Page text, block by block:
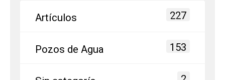
Artículos 227
Pozos de Agua 153